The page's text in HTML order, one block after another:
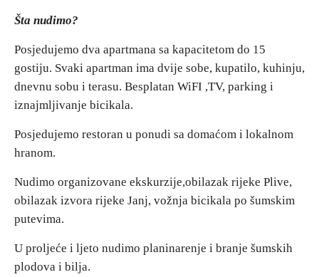
Mapa destinacija
Manifestacije
Smještaj
Video
Šta nudimo?
Posjedujemo dva apartmana sa kapacitetom do 15
gostiju. Svaki apartman ima dvije sobe, kupatilo, kuhinju,
dnevnu sobu i terasu. Besplatan WiFI ,TV, parking i
iznajmljivanje bicikala.
Posjedujemo restoran u ponudi sa domaćom i lokalnom
hranom.
Nudimo organizovane ekskurzije,obilazak rijeke Plive,
obilazak izvora rijeke Janj, vožnja bicikala po šumskim
putevima.
U proljeće i ljeto nudimo planinarenje i branje šumskih
plodova i bilja.